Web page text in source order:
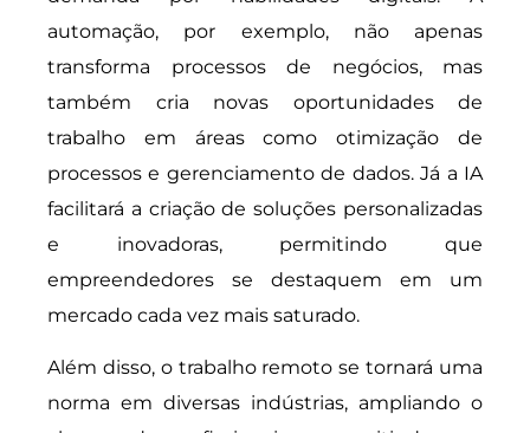
automação, por exemplo, não apenas
transforma processos de negócios, mas
também cria novas oportunidades de
trabalho em áreas como otimização de
processos e gerenciamento de dados. Já a IA
facilitará a criação de soluções personalizadas
e inovadoras, permitindo que
empreendedores se destaquem em um
mercado cada vez mais saturado.
Além disso, o trabalho remoto se tornará uma
norma em diversas indústrias, ampliando o